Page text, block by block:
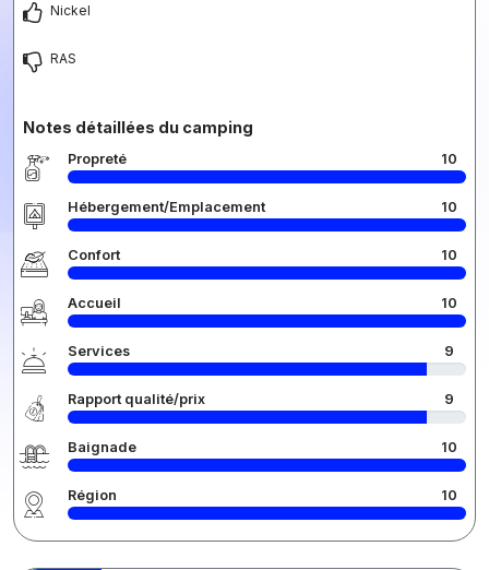
Nickel
RAS
Notes détaillées du camping
Propreté 10
Hébergement/Emplacement 10
Confort 10
Accueil 10
Services 9
Rapport qualité/prix 9
Baignade 10
Région 10